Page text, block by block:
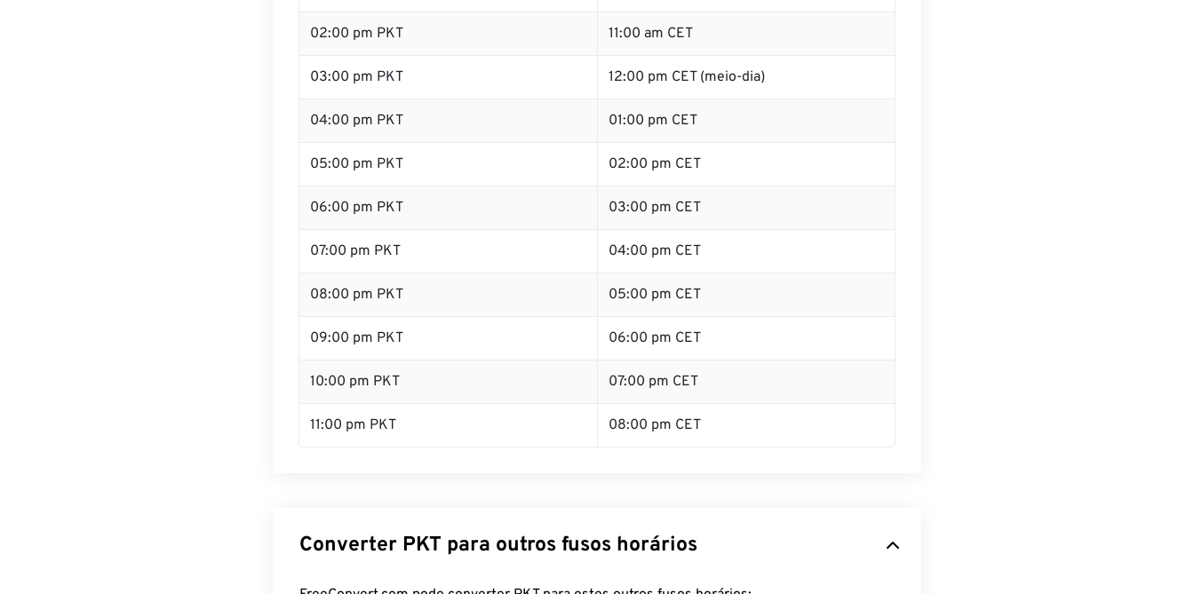
02:00 pm PKT 11:00 am CET
03:00 pm PKT 12:00 pm CET (meio-dia)
04:00 pm PKT 01:00 pm CET
05:00 pm PKT 02:00 pm CET
06:00 pm PKT 03:00 pm CET
07:00 pm PKT 04:00 pm CET
08:00 pm PKT 05:00 pm CET
09:00 pm PKT 06:00 pm CET
10:00 pm PKT 07:00 pm CET
11:00 pm PKT 08:00 pm CET
Converter PKT para outros fusos horários